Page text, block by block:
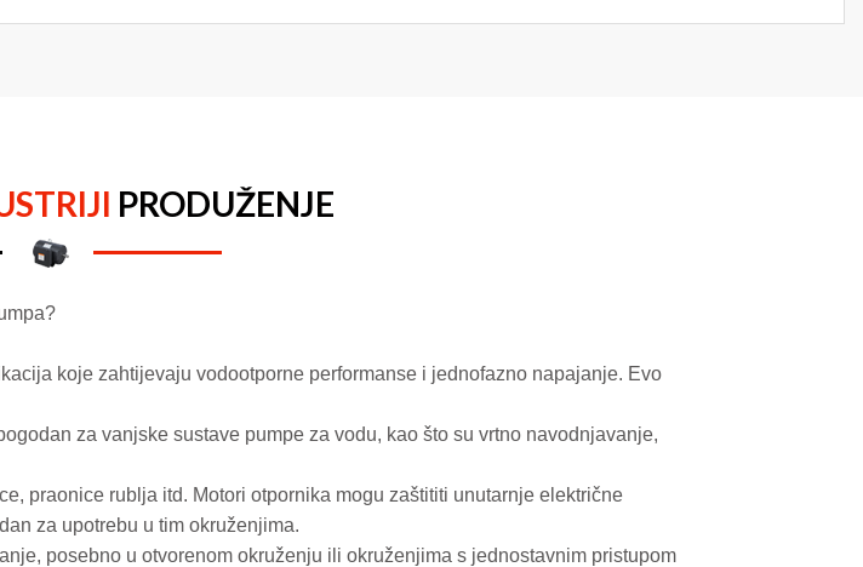
PRODUŽENJE
koje zahtijevaju vodootporne performanse i jednofazno napajanje. Evo
za vanjske sustave pumpe za vodu, kao što su vrtno navodnjavanje,
praonice rublja itd. Motori otpornika mogu zaštititi unutarnje električne
za upotrebu u tim okruženjima.
posebno u otvorenom okruženju ili okruženjima s jednostavnim pristupom